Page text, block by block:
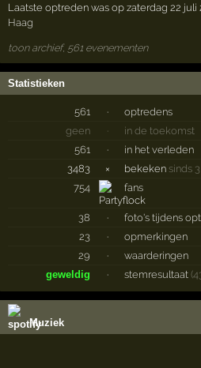
Laatste optreden was op zaterdag 22 juli
Haag
toon archief, 561 evenementen
Statistieken
561 ·
optredens
geen
·
in de toekomst
561
·
in het verleden
3483
× bekeken sinds
754
fans
38 ·
foto's tijdens
23
·
opmerkingen
29
·
waarderingen
geweldig
· stemresultaat
Muziek